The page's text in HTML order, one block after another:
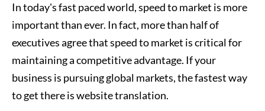
In today's fast paced world, speed to market is more
important than ever. In fact, more than half of
executives agree that speed to market is critical for
maintaining a competitive advantage. If your
business is pursuing global markets, the fastest way
to get there is website translation.